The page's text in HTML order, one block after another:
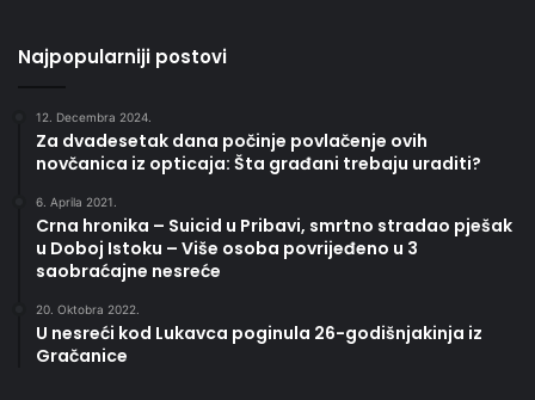
Najpopularniji postovi
12. Decembra 2024.
Za dvadesetak dana počinje povlačenje ovih
novčanica iz opticaja: Šta građani trebaju uraditi?
6. Aprila 2021.
Crna hronika – Suicid u Pribavi, smrtno stradao pješak
u Doboj Istoku – Više osoba povrijeđeno u 3
saobraćajne nesreće
20. Oktobra 2022.
U nesreći kod Lukavca poginula 26-godišnjakinja iz
Gračanice